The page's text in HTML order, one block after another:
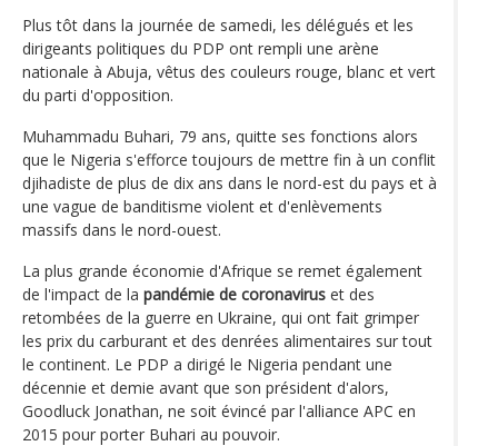
Plus tôt dans la journée de samedi, les délégués et les
dirigeants politiques du PDP ont rempli une arène
nationale à Abuja, vêtus des couleurs rouge, blanc et vert
du parti d'opposition.
Muhammadu Buhari, 79 ans, quitte ses fonctions alors
que le Nigeria s'efforce toujours de mettre fin à un conflit
djihadiste de plus de dix ans dans le nord-est du pays et à
une vague de banditisme violent et d'enlèvements
massifs dans le nord-ouest.
La plus grande économie d'Afrique se remet également
de l'impact de la pandémie de coronavirus et des
retombées de la guerre en Ukraine, qui ont fait grimper
les prix du carburant et des denrées alimentaires sur tout
le continent. Le PDP a dirigé le Nigeria pendant une
décennie et demie avant que son président d'alors,
Goodluck Jonathan, ne soit évincé par l'alliance APC en
2015 pour porter Buhari au pouvoir.